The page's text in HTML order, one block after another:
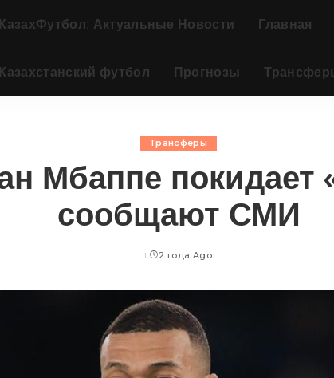
Актуальные Новости Главная
футбол Прогнозы
Трансферы
Мбаппе покидает
сообщают СМИ
Posted
2 года Ago